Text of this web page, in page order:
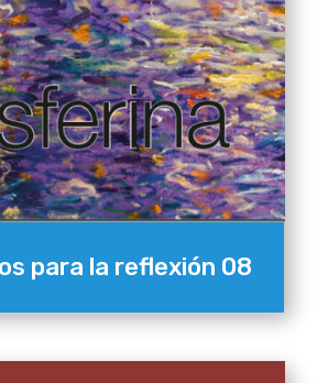
para la reflexión 08